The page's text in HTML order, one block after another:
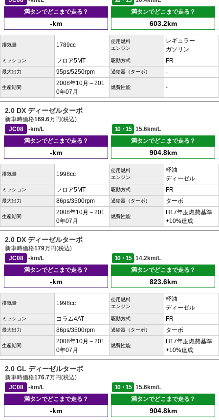
満タンでどこまで走る？
-km
満タンでどこまで走る？
603.2km
排気量 1789cc
使用燃料
エンジン
レギュラー
ガソリン
ミッション フロア5MT 駆動方式 FR
最大出力 95ps/5250rpm 過給器（ターボ） -
生産期間
2008年10月～201
0年07月
燃費性能 -
2.0 DX ディーゼルターボ
新車時価格169.6万円(税込)
JC08
-km/L 10・15
15.6km/L
満タンでどこまで走る？
-km
満タンでどこまで走る？
904.8km
排気量 1998cc
使用燃料
エンジン
軽油
ディーゼル
ミッション フロア5MT 駆動方式 FR
最大出力 86ps/3500rpm 過給器（ターボ） ターボ
生産期間
2008年10月～201
0年07月
燃費性能
H17年度燃費基準
+10%達成
2.0 DX ディーゼルターボ
新車時価格179万円(税込)
JC08
-km/L 10・15
14.2km/L
満タンでどこまで走る？
-km
満タンでどこまで走る？
823.6km
排気量 1998cc
使用燃料
エンジン
軽油
ディーゼル
ミッション コラム4AT 駆動方式 FR
最大出力 86ps/3500rpm 過給器（ターボ） ターボ
生産期間
2008年10月～201
0年07月
燃費性能
H17年度燃費基準
+10%達成
2.0 GL ディーゼルターボ
新車時価格176.7万円(税込)
JC08
-km/L 10・15
15.6km/L
満タンでどこまで走る？
-km
満タンでどこまで走る？
904.8km